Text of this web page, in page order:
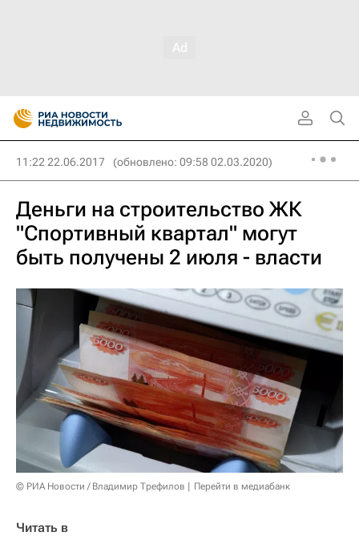
11:22 22.06.2017 (обновлено: 09:58 02.03.2020)
Деньги на строительство ЖК
"Спортивный квартал" могут
быть получены 2 июля - власти
© РИА Новости / Владимир Трефилов Перейти в медиабанк
Читать в